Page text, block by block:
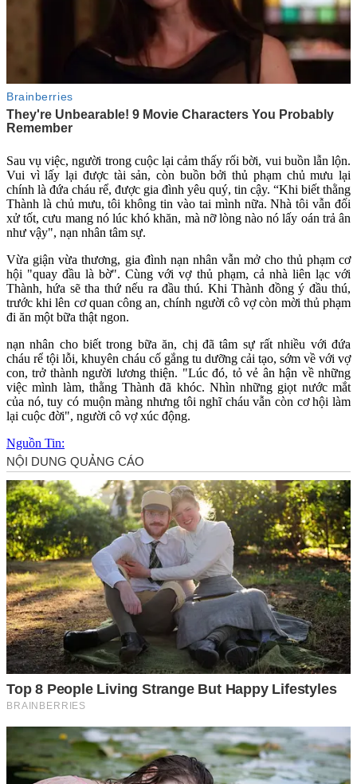
Sau vụ việc, người trong cuộc lại cảm thấy rối bời, vui buồn lẫn lộn.
Vui vì lấy lại được tài sản, còn buồn bởi thủ phạm chủ mưu lại
chính là đứa cháu rể, được gia đình yêu quý, tin cậy. “Khi biết thằng
Thành là chủ mưu, tôi không tin vào tai mình nữa. Nhà tôi vẫn đối
xử tốt, cưu mang nó lúc khó khăn, mà nỡ lòng nào nó lấy oán trả ân
như vậy", nạn nhân tâm sự.
Vừa giận vừa thương, gia đình nạn nhân vẫn mở cho thủ phạm cơ
hội "quay đầu là bờ". Cùng với vợ thủ phạm, cả nhà liên lạc với
Thành, hứa sẽ tha thứ nếu ra đầu thú. Khi Thành đồng ý đầu thú,
trước khi lên cơ quan công an, chính người cô vợ còn mời thủ phạm
đi ăn một bữa thật ngon.
nạn nhân cho biết trong bữa ăn, chị đã tâm sự rất nhiều với đứa
cháu rể tội lỗi, khuyên cháu cố gắng tu dưỡng cải tạo, sớm về với vợ
con, trở thành người lương thiện. "Lúc đó, tỏ vẻ ân hận về những
việc mình làm, thằng Thành đã khóc. Nhìn những giọt nước mắt
của nó, tuy có muộn màng nhưng tôi nghĩ cháu vẫn còn cơ hội làm
lại cuộc đời", người cô vợ xúc động.
Nguồn Tin: